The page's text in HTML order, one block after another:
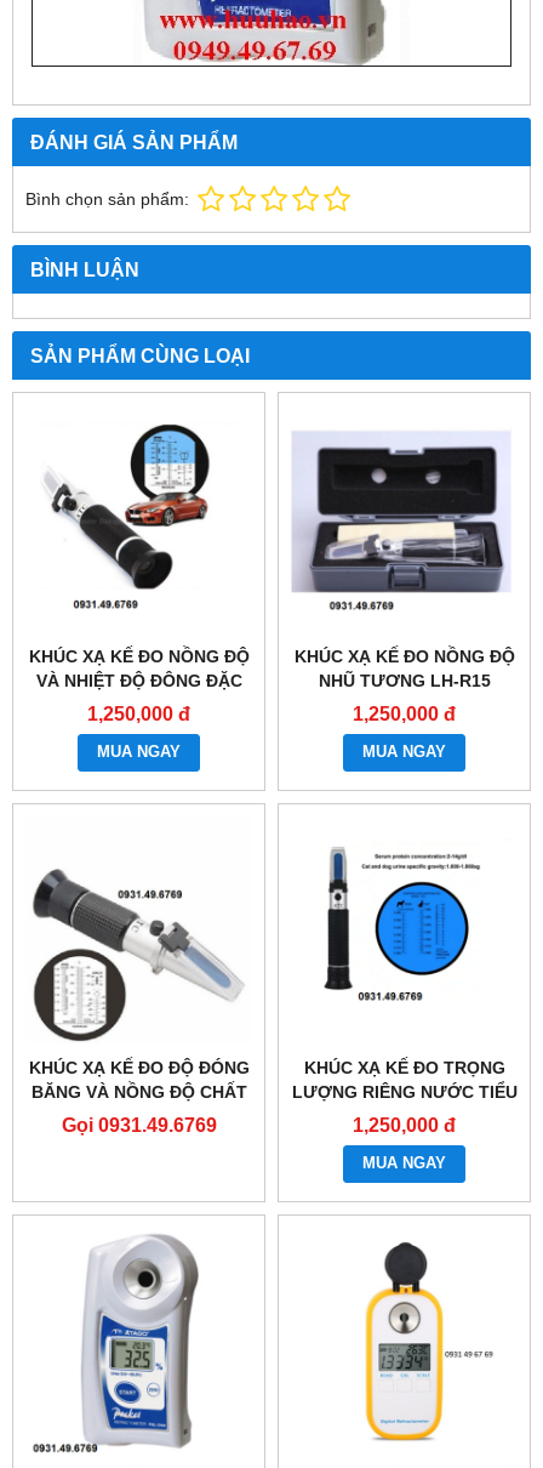
ĐÁNH GIÁ SẢN PHẨM
Bình chọn sản phẩm:
BÌNH LUẬN
SẢN PHẨM CÙNG LOẠI
KHÚC XẠ KẾ ĐO NỒNG ĐỘ
VÀ NHIỆT ĐỘ ĐÔNG ĐẶC
LH-B70
1,250,000 đ
MUA NGAY
KHÚC XẠ KẾ ĐO NỒNG ĐỘ
NHŨ TƯƠNG LH-R15
1,250,000 đ
MUA NGAY
KHÚC XẠ KẾ ĐO ĐỘ ĐÓNG
BĂNG VÀ NỒNG ĐỘ CHẤT
LÀM MÁT RHA-503
Gọi 0931.49.6769
KHÚC XẠ KẾ ĐO TRỌNG
LƯỢNG RIÊNG NƯỚC TIỂU
CHÓ MÈO
1,250,000 đ
MUA NGAY